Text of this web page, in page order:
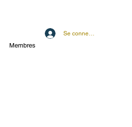
Se connecter
Membres